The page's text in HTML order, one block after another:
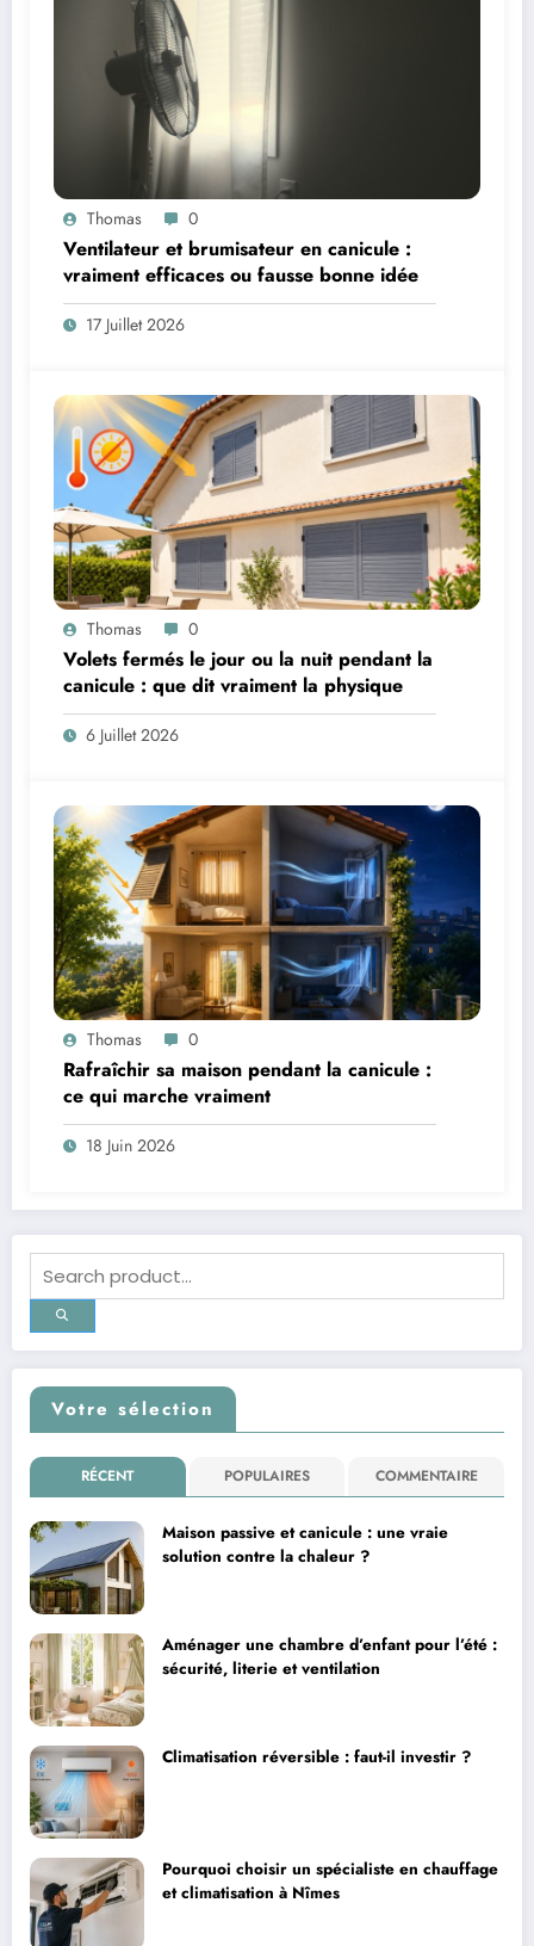
Thomas 0
Ventilateur et brumisateur en canicule :
vraiment efficaces ou fausse bonne idée
17 Juillet 2026
Thomas 0
Volets fermés le jour ou la nuit pendant la
canicule : que dit vraiment la physique
6 Juillet 2026
Thomas 0
Rafraîchir sa maison pendant la canicule :
ce qui marche vraiment
18 Juin 2026
Votre sélection
RÉCENT POPULAIRES COMMENTAIRE
Maison passive et canicule : une vraie
solution contre la chaleur ?
Aménager une chambre d’enfant pour l’été :
sécurité, literie et ventilation
Climatisation réversible : faut-il investir ?
Pourquoi choisir un spécialiste en chauffage
et climatisation à Nîmes